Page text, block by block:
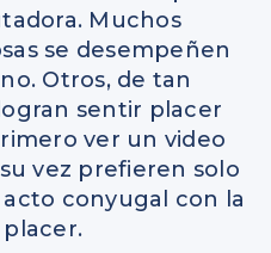
Muchos
se desempeñen
Otros, de tan
sentir placer
ver un video
vez prefieren solo
conyugal con la
placer.